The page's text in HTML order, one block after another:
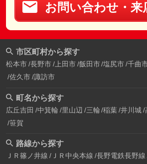
お問い合わせ・来
市区町村から探す
松本市 長野市 上田市 飯田市 塩尻市 千曲
佐久市 諏訪市
町名から探す
広丘吉田 中箕輪 里山辺 三輪 稲葉 井川城
笹賀
路線から探す
ＪＲ篠ノ井線 ＪＲ中央本線 長野電鉄長野線